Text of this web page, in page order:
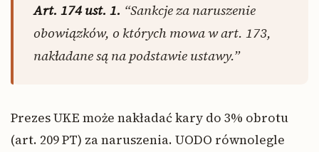
Art. 174 ust. 1. “Sankcje za naruszenie
obowiązków, o których mowa w art. 173,
nakładane są na podstawie ustawy.”
Prezes UKE może nakładać kary do 3% obrotu
(art. 209 PT) za naruszenia. UODO równolegle